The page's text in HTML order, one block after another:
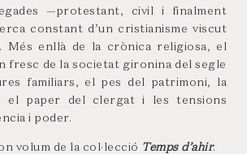
—protestant, civil i finalment
constant d’un cristianisme viscut
Més enllà de la crònica religiosa, el
fresc de la societat gironina del segle
familiars, el pes del patrimoni, la
el paper del clergat i les tensions
i poder.
volum de la col·lecció Temps d’ahir.